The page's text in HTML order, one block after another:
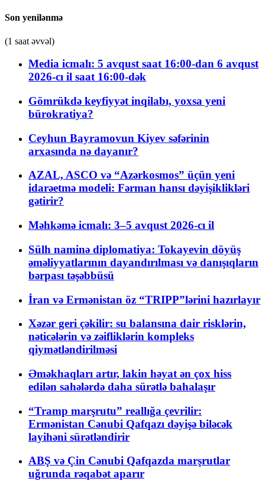
Son yenilənmə
(1 saat əvvəl)
Media icmalı: 5 avqust saat 16:00-dan 6 avqust
2026-cı il saat 16:00-dək
Gömrükdə keyfiyyət inqilabı, yoxsa yeni
bürokratiya?
Ceyhun Bayramovun Kiyev səfərinin
arxasında nə dayanır?
AZAL, ASCO və “Azərkosmos” üçün yeni
idarəetmə modeli: Fərman hansı dəyişiklikləri
gətirir?
Məhkəmə icmalı: 3–5 avqust 2026-cı il
Sülh naminə diplomatiya: Tokayevin döyüş
əməliyyatlarının dayandırılması və danışıqların
bərpası təşəbbüsü
İran və Ermənistan öz “TRIPP”lərini hazırlayır
Xəzər geri çəkilir: su balansına dair risklərin,
nəticələrin və zəifliklərin kompleks
qiymətləndirilməsi
Əməkhaqları artır, lakin həyat ən çox hiss
edilən sahələrdə daha sürətlə bahalaşır
“Tramp marşrutu” reallığa çevrilir:
Ermənistan Cənubi Qafqazı dəyişə biləcək
layihəni sürətləndirir
ABŞ və Çin Cənubi Qafqazda marşrutlar
uğrunda rəqabət aparır